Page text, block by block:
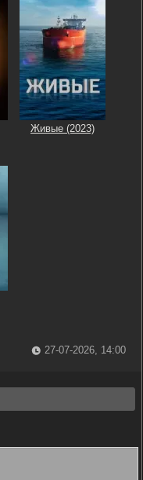
Живые (2023)
27-07-2026, 14:00